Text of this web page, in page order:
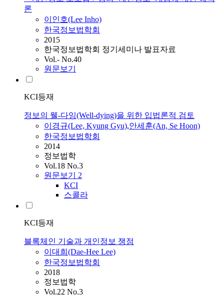
론
이인호(Lee Inho)
한국정보법학회
2015
한국정보법학회 정기세미나 발표자료
Vol.- No.40
원문보기
KCI등재
정보의 웰-다잉(Well-dying)을 위한 입법론적 검토
이경규(Lee, Kyung Gyu),안세훈(An, Se Hoon)
한국정보법학회
2014
정보법학
Vol.18 No.3
원문보기 2
KCI
스콜라
KCI등재
블록체인 기술과 개인정보 쟁점
이대희(Dae-Hee Lee)
한국정보법학회
2018
정보법학
Vol.22 No.3